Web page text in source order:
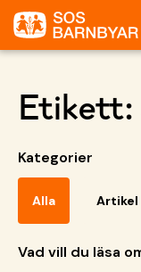
Etikett:
Kategorier
Alla Artikel
Vad vill du läsa